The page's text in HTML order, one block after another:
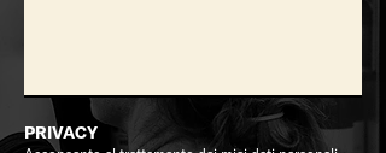
PRIVACY